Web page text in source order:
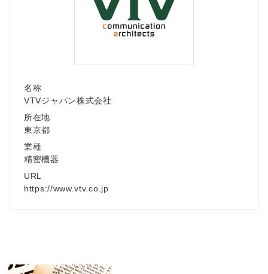
名称
VTVジャパン株式会社
所在地
東京都
業種
精密機器
URL
https://www.vtv.co.jp